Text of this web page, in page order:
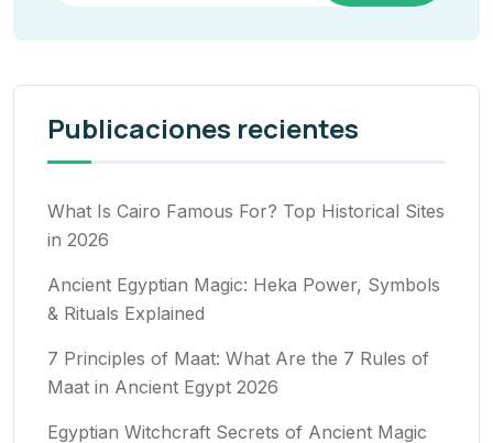
Publicaciones recientes
What Is Cairo Famous For? Top Historical Sites
in 2026
Ancient Egyptian Magic: Heka Power, Symbols
& Rituals Explained
7 Principles of Maat: What Are the 7 Rules of
Maat in Ancient Egypt 2026
Egyptian Witchcraft Secrets of Ancient Magic